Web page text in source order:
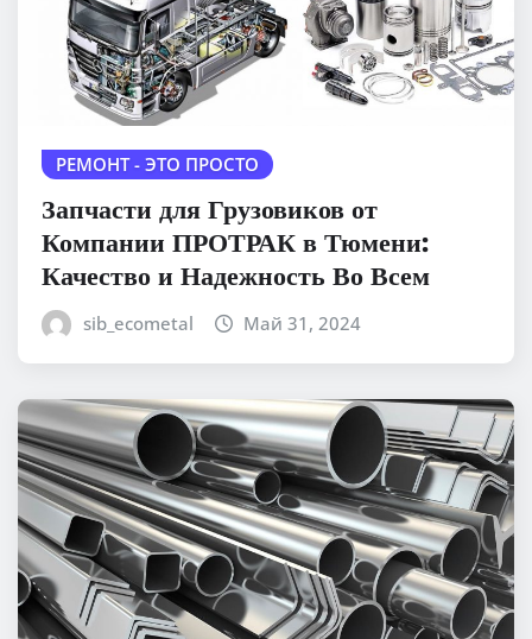
РЕМОНТ - ЭТО ПРОСТО
Запчасти для Грузовиков от
Компании ПРОТРАК в Тюмени:
Качество и Надежность Во Всем
sib_ecometal Май 31, 2024